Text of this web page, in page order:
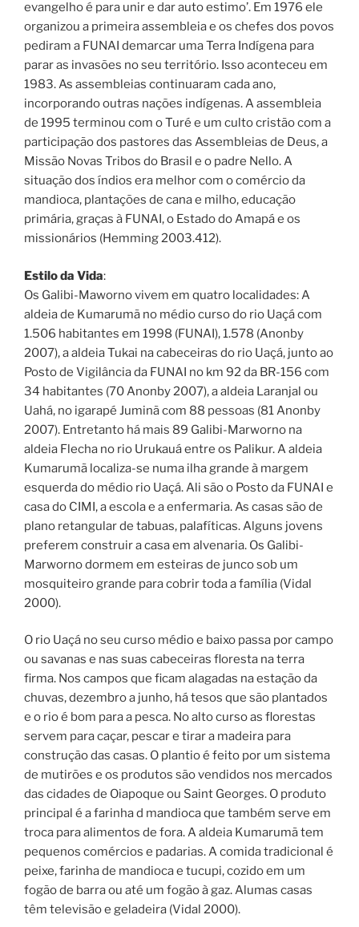
evangelho é para unir e dar auto estimo’. Em 1976 ele
organizou a primeira assembleia e os chefes dos povos
pediram a FUNAI demarcar uma Terra Indígena para
parar as invasões no seu território. Isso aconteceu em
1983. As assembleias continuaram cada ano,
incorporando outras nações indígenas. A assembleia
de 1995 terminou com o Turé e um culto cristão com a
participação dos pastores das Assembleias de Deus, a
Missão Novas Tribos do Brasil e o padre Nello. A
situação dos índios era melhor com o comércio da
mandioca, plantações de cana e milho, educação
primária, graças à FUNAI, o Estado do Amapá e os
missionários (Hemming 2003.412).
Estilo da Vida:
Os Galibi-Maworno vivem em quatro localidades: A
aldeia de Kumarumã no médio curso do rio Uaçá com
1.506 habitantes em 1998 (FUNAI), 1.578 (Anonby
2007), a aldeia Tukai na cabeceiras do rio Uaçá, junto ao
Posto de Vigilância da FUNAI no km 92 da BR-156 com
34 habitantes (70 Anonby 2007), a aldeia Laranjal ou
Uahá, no igarapé Juminã com 88 pessoas (81 Anonby
2007). Entretanto há mais 89 Galibi-Marworno na
aldeia Flecha no rio Urukauá entre os Palikur. A aldeia
Kumarumã localiza-se numa ilha grande à margem
esquerda do médio rio Uaçá. Ali são o Posto da FUNAI e
casa do CIMI, a escola e a enfermaria. As casas são de
plano retangular de tabuas, palafíticas. Alguns jovens
preferem construir a casa em alvenaria. Os Galibi-
Marworno dormem em esteiras de junco sob um
mosquiteiro grande para cobrir toda a família (Vidal
2000).
O rio Uaçá no seu curso médio e baixo passa por campo
ou savanas e nas suas cabeceiras floresta na terra
firma. Nos campos que ficam alagadas na estação da
chuvas, dezembro a junho, há tesos que são plantados
e o rio é bom para a pesca. No alto curso as florestas
servem para caçar, pescar e tirar a madeira para
construção das casas. O plantio é feito por um sistema
de mutirões e os produtos são vendidos nos mercados
das cidades de Oiapoque ou Saint Georges. O produto
principal é a farinha d mandioca que também serve em
troca para alimentos de fora. A aldeia Kumarumã tem
pequenos comércios e padarias. A comida tradicional é
peixe, farinha de mandioca e tucupi, cozido em um
fogão de barra ou até um fogão à gaz. Alumas casas
têm televisão e geladeira (Vidal 2000).